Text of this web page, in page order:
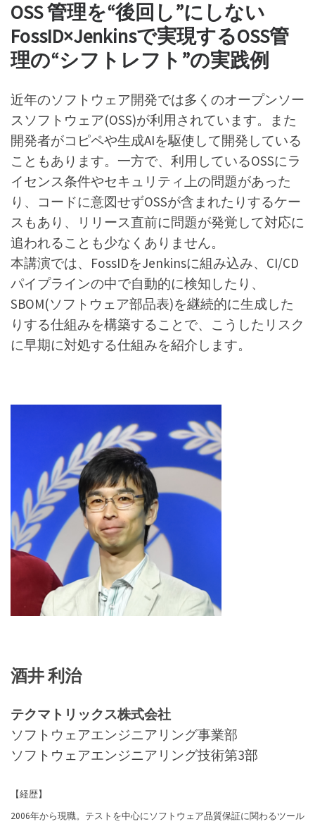
OSS 管理を“後回し”にしない
FossID×Jenkinsで実現するOSS管
理の“シフトレフト”の実践例
近年のソフトウェア開発では多くのオープンソー
スソフトウェア(OSS)が利用されています。また
開発者がコピペや生成AIを駆使して開発している
こともあります。一方で、利用しているOSSにラ
イセンス条件やセキュリティ上の問題があった
り、コードに意図せずOSSが含まれたりするケー
スもあり、リリース直前に問題が発覚して対応に
追われることも少なくありません。
本講演では、FossIDをJenkinsに組み込み、CI/CD
パイプラインの中で自動的に検知したり、
SBOM(ソフトウェア部品表)を継続的に生成した
りする仕組みを構築することで、こうしたリスク
に早期に対処する仕組みを紹介します。
酒井 利治
テクマトリックス株式会社
ソフトウェアエンジニアリング事業部
ソフトウェアエンジニアリング技術第3部
【経歴】
2006年から現職。テストを中心にソフトウェア品質保証に関わるツール